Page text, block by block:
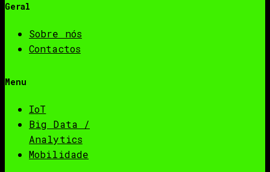
Geral
Sobre nós
Contactos
Menu
IoT
Big Data /
Analytics
Mobilidade